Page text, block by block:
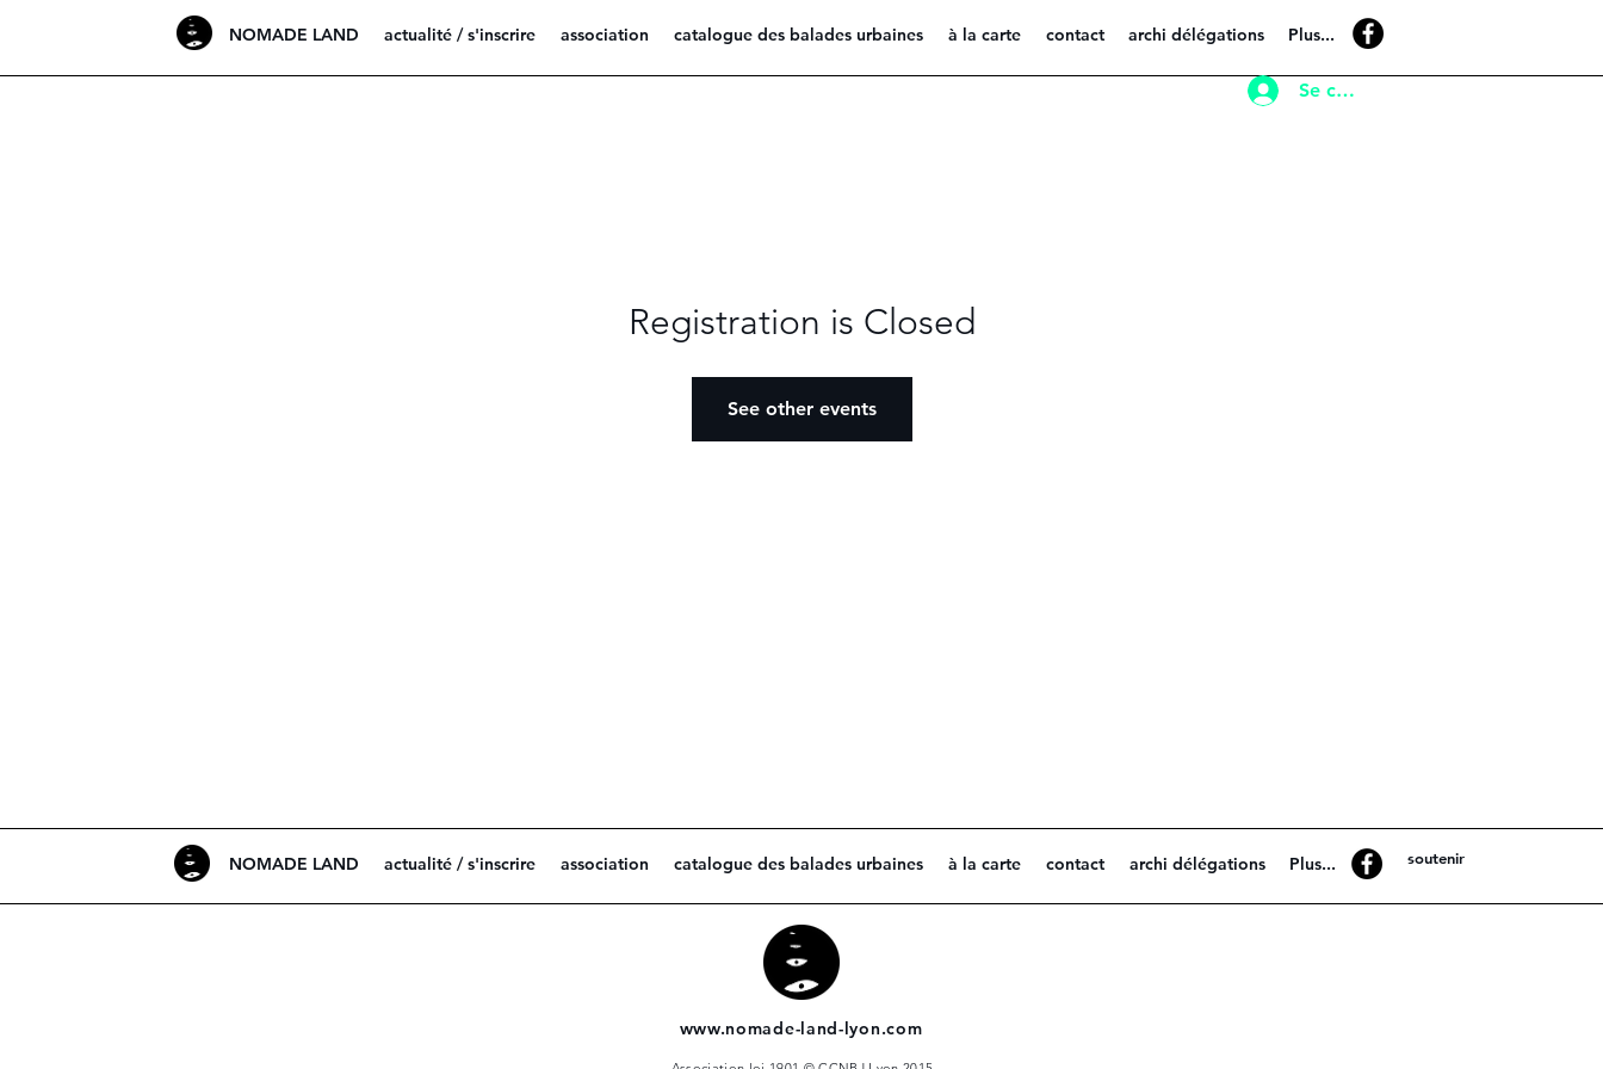
NOMADE LAND actualité / s'inscrire association catalogue des balades urbaines à la carte contact archi délégations Plus...
Se connecter
Registration is Closed
See other events
NOMADE LAND actualité / s'inscrire association catalogue des balades urbaines à la carte contact archi délégations Plus... soutenir
www.nomade-land-lyon.com